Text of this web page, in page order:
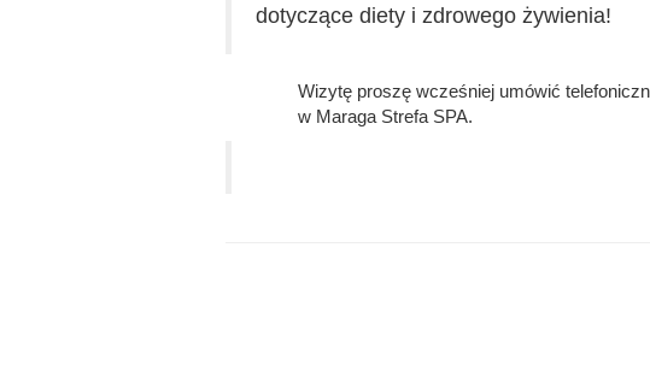
dotyczące diety i zdrowego żywienia!
Wizytę proszę wcześniej umówić
w Maraga Strefa SPA.